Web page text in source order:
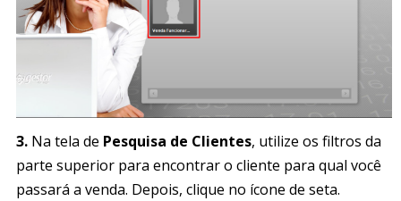
3. Na tela de Pesquisa de Clientes, utilize os filtros da
parte superior para encontrar o cliente para qual você
passará a venda. Depois, clique no ícone de seta.